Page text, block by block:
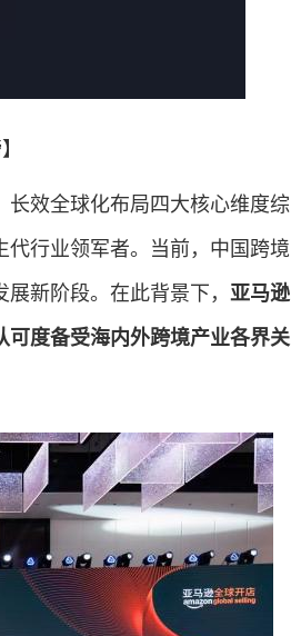
效全球化布局四大核心维度综
行业领军者。当前，中国跨境
新阶段。在此背景下， 亚马逊
度备受海内外跨境产业各界关